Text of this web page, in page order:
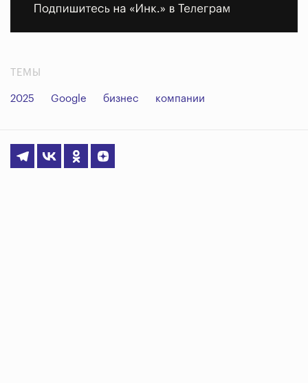
ТЕМЫ
2025 Google бизнес компании